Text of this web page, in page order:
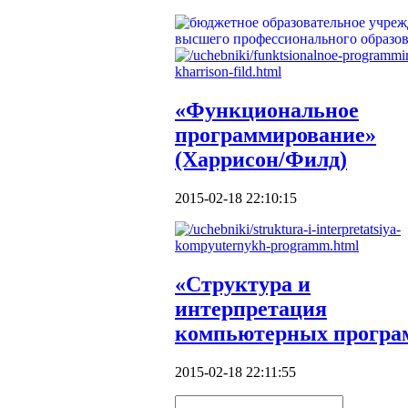
«Функциональное
программирование»
(Харрисон/Филд)
2015-02-18 22:10:15
«Структура и
интерпретация
компьютерных
2015-02-18 22:11:55